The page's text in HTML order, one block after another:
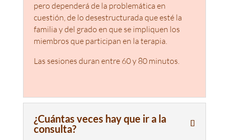
pero dependerá de la problemática en
cuestión, de lo desestructurada que esté la
familia y del grado en que se impliquen los
miembros que participan en la terapia.
Las sesiones duran entre 60 y 80 minutos.
¿Cuántas veces hay que ir a la
consulta?